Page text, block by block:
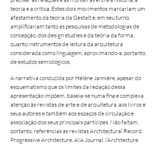
teoria e a crítica. Estes dois movimentos marcariam um
afastamento da teoria da Gestalt e, em seu turno,
amplificariam tanto as pesquisas de metodologias de
concepção, dos design studies e da teoria da forma,
quanto instrumentos de leitura da arquitetura
considerada como linguagem, aproximando-a, portanto,
de estudos semiológicos.
A narrativa conduzida por Hélène Jannière, apesar do
esquematismo que os limites da redação dessa
apresentação impõem, baseia-se numa fina e complexa
atenção às revistas de arte e de arquitetura, aos livros e
seus autores e também aos espaços de circulação e
associação dos seus principais participes. Não faltam,
portanto, referências às revistas Architectural Record,
Progressive Architecture, AIA Journal, l’Architecture